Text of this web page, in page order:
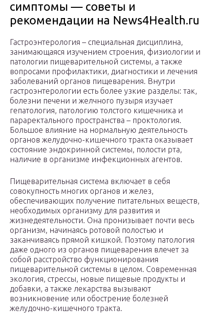
симптомы — советы и
рекомендации на News4Health.ru
Гастроэнтерология – специальная дисциплина,
занимающаяся изучением строения, физиологии и
патологии пищеварительной системы, а также
вопросами профилактики, диагностики и лечения
заболеваний органов пищеварения. Внутри
гастроэнтерологии есть более узкие разделы: так,
болезни печени и желчного пузыря изучает
гепатология, патологию толстого кишечника и
параректального пространства – проктология.
Большое влияние на нормальную деятельность
органов желудочно-кишечного тракта оказывает
состояние эндокринной системы, полости рта,
наличие в организме инфекционных агентов.
Пищеварительная система включает в себя
совокупность многих органов и желез,
обеспечивающих получение питательных веществ,
необходимых организму для развития и
жизнедеятельности. Она пронизывает почти весь
организм, начинаясь ротовой полостью и
заканчиваясь прямой кишкой. Поэтому патология
даже одного из органов пищеварения влечет за
собой расстройство функционирования
пищеварительной системы в целом. Современная
экология, стрессы, новые пищевые продукты и
добавки, а также лекарства вызывают
возникновение или обострение болезней
желудочно-кишечного тракта.